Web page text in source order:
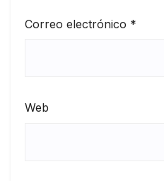
Correo electrónico *
Web